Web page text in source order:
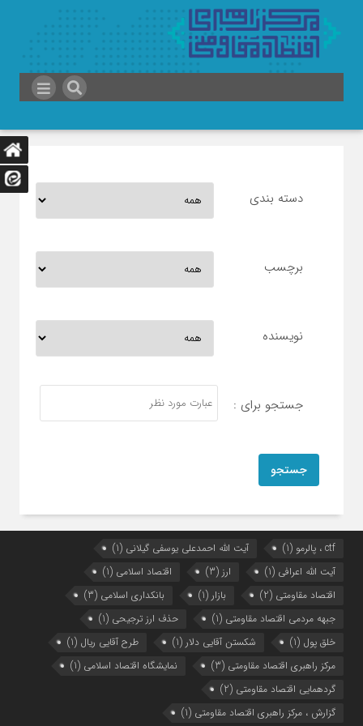
دسته بندی
برچسب
نویسنده
جستجو برای :
ctf ، پالرمو (1) آیت الله احمدعلی یوسفی گیلانی (1)
آیت الله اعرافی (1) ارز (3) اقتصاد اسلامی (1)
اقتصاد مقاومتی (2) بازار (1) بانکداری اسلامی (3)
جبهه مردمی اقتصاد مقاومتی (1) حذف ارز ترجیحی (1)
خلق پول (1) شکستن آقایی دلار (1) طرح آقایی ریال (1)
مرکز راهبری اقتصاد مقاومتی (3) نمایشگاه اقتصاد اسلامی (1)
گردهمایی اقتصاد مقاومتی (2)
گزارش ، مرکز راهبری اقتصاد مقاومتی (1)